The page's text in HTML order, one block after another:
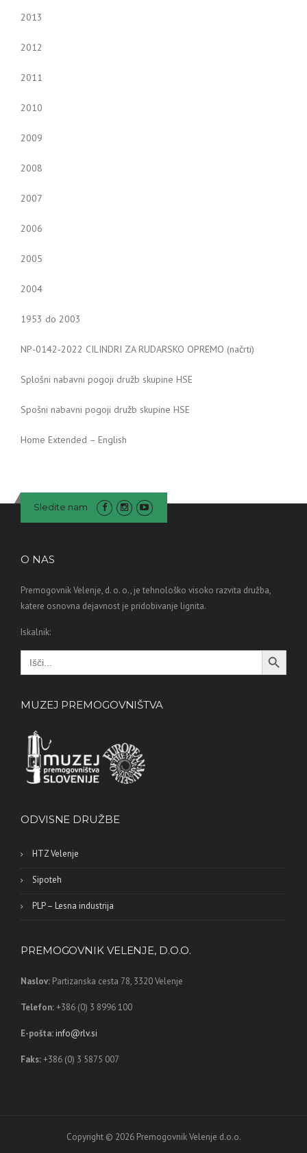
2013
2012
2011
2010
2009
2008
2007
2006
2005
2004
1953 do 2003
NP-0142-2022 CILINDRI ZA RUDARSKO OPREMO (načrti)
Splošni nabavni pogoji družb skupine HSE
Spošni nabavni pogoji družb skupine HSE
Home Extended – English
Sledite nam
O NAS
Premogovnik Velenje, d. o. o., je tehnološko visoko razvita družba,
katere osnovna dejavnost je pridobivanje lignita.
Iskalnik:
Search
for:
Search Button
MUZEJ PREMOGOVNIŠTVA
ODVISNE DRUŽBE
HTZ Velenje
Sipoteh
PLP – Lesna industrija
PREMOGOVNIK VELENJE, D.O.O.
Naslov: Partizanska cesta 78, 3320 Velenje
Telefon:+386 (0) 3 8996 100
E-pošta: info@rlv.si
Faks:+386 (0) 3 5875 007
Copyright © 2026 Premogovnik Velenje d.o.o.